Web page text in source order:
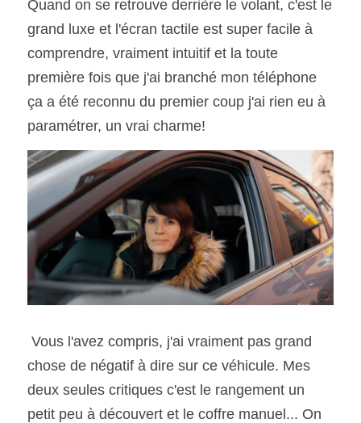
Quand on se retrouve derrière le volant, c'est le
grand luxe et l'écran tactile est super facile à
comprendre, vraiment intuitif et la toute
première fois que j'ai branché mon téléphone
ça a été reconnu du premier coup j'ai rien eu à
paramétrer, un vrai charme!
chose de négatif à dire sur ce véhicule. Mes
deux seules critiques c'est le rangement un
petit peu à découvert et le coffre manuel... On